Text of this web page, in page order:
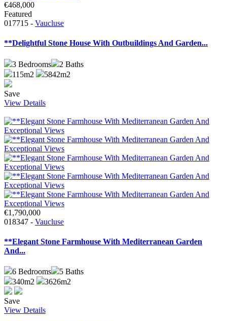
€468,000
Featured
017715 - Vaucluse
**Delightful Stone House With Outbuildings And Garden...
3 Bedrooms 2 Baths
115m2
5842m2
Save
View Details
€1,790,000
018347 - Vaucluse
**Elegant Stone Farmhouse With Mediterranean Garden
And...
6 Bedrooms 5 Baths
340m2
3626m2
Save
View Details